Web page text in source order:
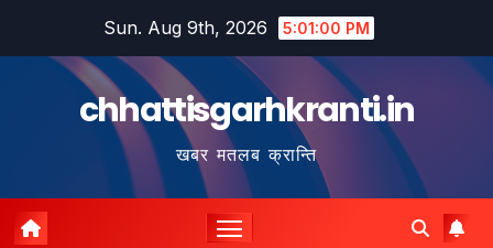
Sun. Aug 9th, 2026 5:01:01 PM
chhattisgarhkranti.in
खबर मतलब क्रान्ति